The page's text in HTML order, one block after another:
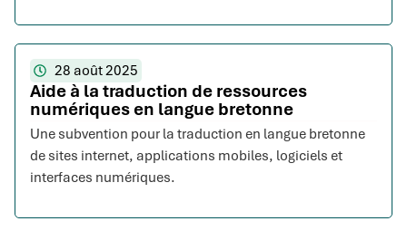
28 août 2025
Aide à la traduction de ressources
numériques en langue bretonne
Une subvention pour la traduction en langue bretonne
de sites internet, applications mobiles, logiciels et
interfaces numériques.